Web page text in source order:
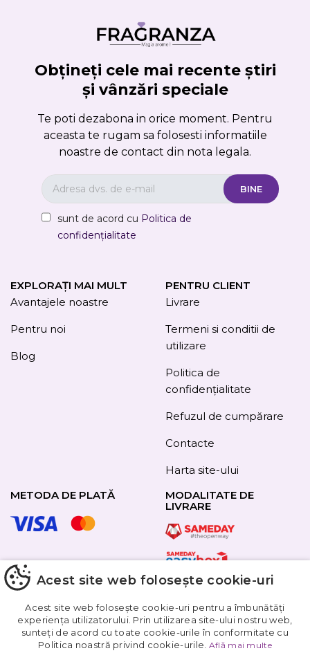
Obțineți cele mai recente știri
și vânzări speciale
Te poti dezabona in orice moment. Pentru
aceasta te rugam sa folosesti informatiile
noastre de contact din nota legala.
sunt de acord cu Politica de
confidențialitate
EXPLORAȚI MAI MULT
Avantajele noastre
Pentru noi
Blog
PENTRU CLIENT
Livrare
Termeni si conditii de
utilizare
Politica de
confidențialitate
Refuzul de cumpărare
Contacte
Harta site-ului
METODA DE PLATĂ
URMAȚI-NE
MODALITATE DE
LIVRARE
Obțineți
Acest site web folosește cookie-uri
Acest site web folosește cookie-uri pentru a îmbunătăți
experiența utilizatorului. Prin utilizarea site-ului nostru web,
sunteți de acord cu toate cookie-urile în conformitate cu
Politica noastră privind cookie-urile. Află mai multe